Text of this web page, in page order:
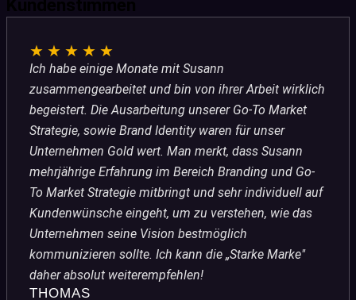
★★★★★
Ich habe einige Monate mit Susann
zusammengearbeitet und bin von ihrer Arbeit wirklich
begeistert. Die Ausarbeitung unserer Go-To Market
Strategie, sowie Brand Identity waren für unser
Unternehmen Gold wert. Man merkt, dass Susann
mehrjährige Erfahrung im Bereich Branding und Go-
To Market Strategie mitbringt und sehr individuell auf
Kundenwünsche eingeht, um zu verstehen, wie das
Unternehmen seine Vision bestmöglich
kommunizieren sollte. Ich kann die „Starke Marke"
daher absolut weiterempfehlen!
THOMAS